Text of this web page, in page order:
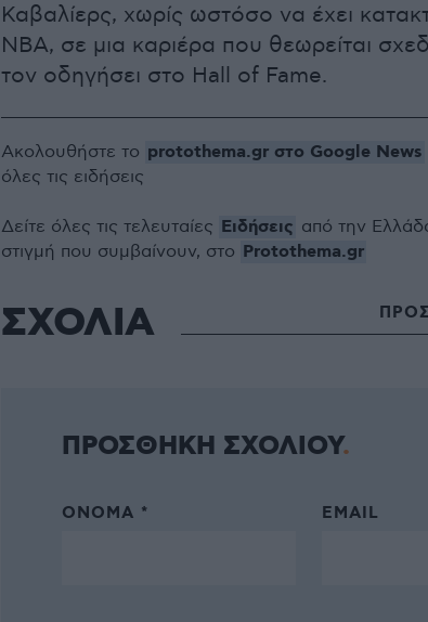
Καβαλίερς, χωρίς ωστόσο να έχει
ΝΒΑ, σε μια καριέρα που θεωρείται
τον οδηγήσει στο Hall of Fame.
Ακολουθήστε το protothema.gr στο Google News
όλες τις ειδήσεις
Δείτε όλες τις τελευταίες Ειδήσεις από την
στιγμή που συμβαίνουν, στο Protothema.gr
ΣΧΟΛΙΑ
ΠΡΟΣΘΗΚΗ ΣΧΟΛΙΟΥ
ΌΝΟΜΑ * EMAIL